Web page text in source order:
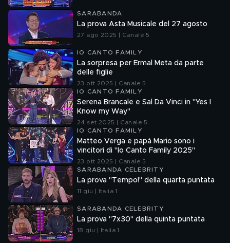
SARABANDA
La prova Asta Musicale del 27 agosto
27 ago 2025 | Canale 5
IO CANTO FAMILY
La sorpresa per Ermal Meta da parte
delle figlie
23 ott 2025 | Canale 5
IO CANTO FAMILY
Serena Brancale e Sal Da Vinci in "Yes I
Know my Way"
24 set 2025 | Canale 5
IO CANTO FAMILY
Matteo Verga e papà Mario sono i
vincitori di "Io Canto Family 2025"
23 ott 2025 | Canale 5
SARABANDA CELEBRITY
La prova "Tempo!" della quarta puntata
11 giu | Italia 1
SARABANDA CELEBRITY
La prova "7x30" della quinta puntata
18 giu | Italia 1